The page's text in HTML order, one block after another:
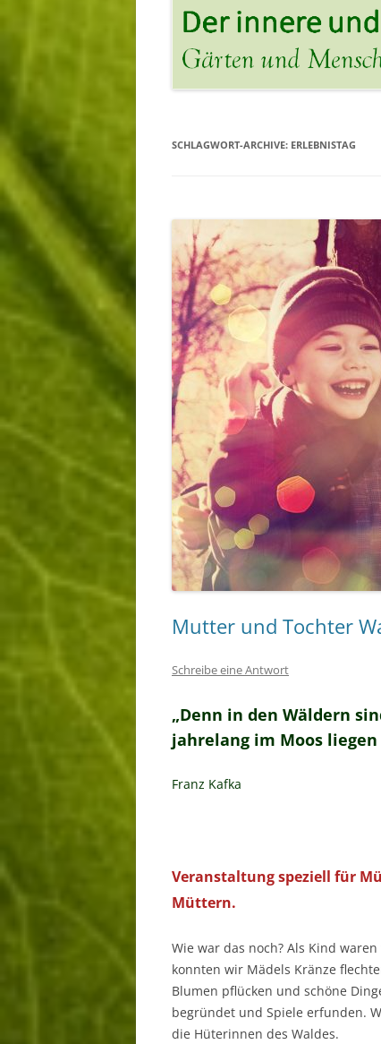
SCHLAGWORT-ARCHIVE: ERLEBNISTAG
Mutter und Tochter
Schreibe eine Antwort
„Denn in den Wäldern
jahrelang im Moos
Franz Kafka
Veranstaltung speziell für
Müttern.
Wie war das noch? Als Kind
konnten wir Mädels Kränze
Blumen pflücken und schöne
begründet und Spiele erfunden.
die Hüterinnen des Waldes.